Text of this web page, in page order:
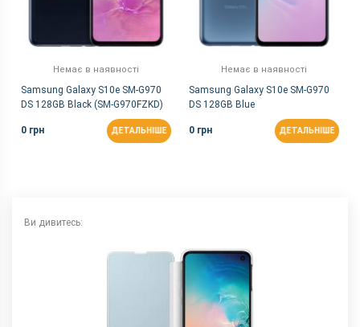
Немає в наявності
Samsung Galaxy S10e SM-G970
DS 128GB Black (SM-G970FZKD)
0 грн ДЕТАЛЬНІШЕ
Немає в наявності
Samsung Galaxy S10e SM-G970
DS 128GB Blue
0 грн ДЕТАЛЬНІШЕ
Ви дивитесь: